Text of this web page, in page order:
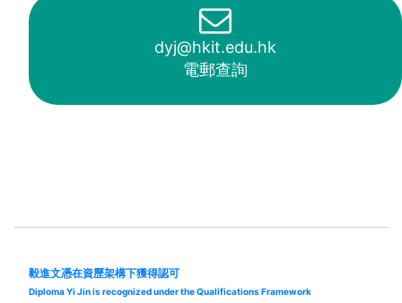
dyj@hkit.edu.hk
電郵查詢
毅進文憑在資歷架構下獲得認可
Diploma Yi Jin is recognized under the Qualifications Framework